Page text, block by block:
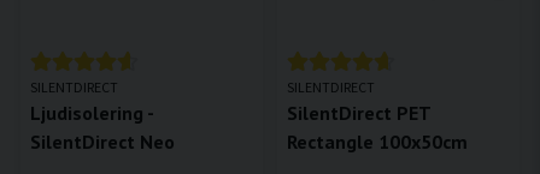
SILENTDIRECT
Ljudisolering -
SilentDirect Neo
SILENTDIRECT
SilentDirect PET
Rectangle 100x50cm